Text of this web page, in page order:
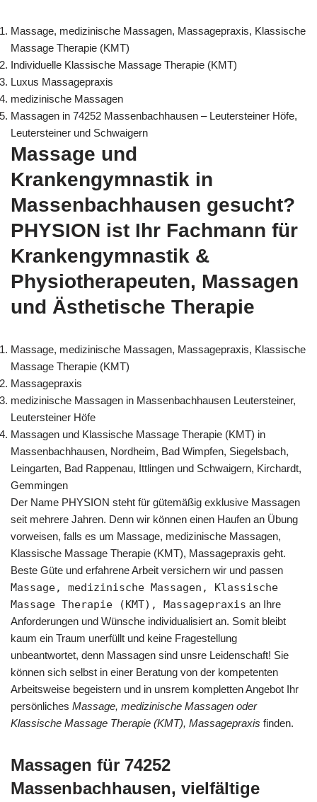
Massage, medizinische Massagen, Massagepraxis, Klassische
Massage Therapie (KMT)
Individuelle Klassische Massage Therapie (KMT)
Luxus Massagepraxis
medizinische Massagen
Massagen in 74252 Massenbachhausen – Leutersteiner Höfe,
Leutersteiner und Schwaigern
Massage und
Krankengymnastik in
Massenbachhausen gesucht?
PHYSION ist Ihr Fachmann für
Krankengymnastik &
Physiotherapeuten, Massagen
und Ästhetische Therapie
Massage, medizinische Massagen, Massagepraxis, Klassische
Massage Therapie (KMT)
Massagepraxis
medizinische Massagen in Massenbachhausen Leutersteiner,
Leutersteiner Höfe
Massagen und Klassische Massage Therapie (KMT) in
Massenbachhausen, Nordheim, Bad Wimpfen, Siegelsbach,
Leingarten, Bad Rappenau, Ittlingen und Schwaigern, Kirchardt,
Gemmingen
Der Name PHYSION steht für gütemäßig exklusive Massagen
seit mehrere Jahren. Denn wir können einen Haufen an Übung
vorweisen, falls es um Massage, medizinische Massagen,
Klassische Massage Therapie (KMT), Massagepraxis geht.
Beste Güte und erfahrene Arbeit versichern wir und passen
Massage, medizinische Massagen, Klassische
Massage Therapie (KMT), Massagepraxis an Ihre
Anforderungen und Wünsche individualisiert an. Somit bleibt
kaum ein Traum unerfüllt und keine Fragestellung
unbeantwortet, denn Massagen sind unsre Leidenschaft! Sie
können sich selbst in einer Beratung von der kompetenten
Arbeitsweise begeistern und in unsrem kompletten Angebot Ihr
persönliches Massage, medizinische Massagen oder
Klassische Massage Therapie (KMT), Massagepraxis finden.
Massagen für 74252
Massenbachhausen, vielfältige